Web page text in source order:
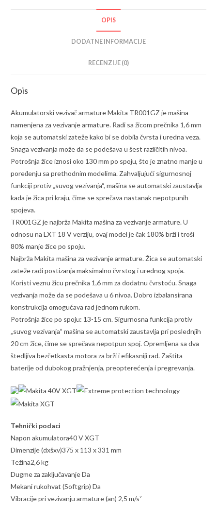
OPIS
DODATNE INFORMACIJE
RECENZIJE (0)
Opis
Akumulatorski vezivač armature Makita TR001GZ je mašina
namenjena za vezivanje armature. Radi sa žicom prečnika 1,6 mm
koja se automatski zateže kako bi se dobila čvrsta i uredna veza.
Snaga vezivanja može da se podešava u šest različitih nivoa.
Potrošnja žice iznosi oko 130 mm po spoju, što je znatno manje u
poređenju sa prethodnim modelima. Zahvaljujući sigurnosnoj
funkciji protiv „suvog vezivanja“, mašina se automatski zaustavlja
kada je žica pri kraju, čime se sprečava nastanak nepotpunih
spojeva.
TR001GZ je najbrža Makita mašina za vezivanje armature. U
odnosu na LXT 18 V verziju, ovaj model je čak 180% brži i troši
80% manje žice po spoju.
Najbrža Makita mašina za vezivanje armature. Žica se automatski
zateže radi postizanja maksimalno čvrstog i urednog spoja.
Koristi veznu žicu prečnika 1,6 mm za dodatnu čvrstoću. Snaga
vezivanja može da se podešava u 6 nivoa. Dobro izbalansirana
konstrukcija omogućava rad jednom rukom.
Potrošnja žice po spoju: 13-15 cm. Sigurnosna funkcija protiv
„suvog vezivanja“ mašina se automatski zaustavlja pri poslednjih
20 cm žice, čime se sprečava nepotpun spoj. Opremljena sa dva
štedljiva bezčetkasta motora za brži i efikasniji rad. Zaštita
baterije od dubokog pražnjenja, preopterećenja i pregrevanja.
Tehnički podaci
Napon akumulatora40 V XGT
Dimenzije (dxšxv)375 x 113 x 331 mm
Težina2,6 kg
Dugme za zaključavanje Da
Mekani rukohvat (Softgrip) Da
Vibracije pri vezivanju armature (an) 2,5 m/s²